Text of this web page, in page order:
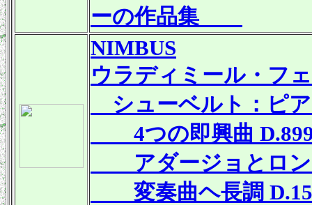
ーの作品集
NIMBUS
ウラディミール・フ
シューベルト：ピ
4つの即興曲 D.899
アダージョとロン
変奏曲ヘ長調